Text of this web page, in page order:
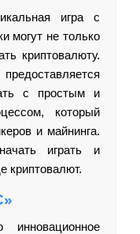
игра с
могут не только
криптовалюту.
с простым и
который
и майнинга.
играть и
криптовалют.